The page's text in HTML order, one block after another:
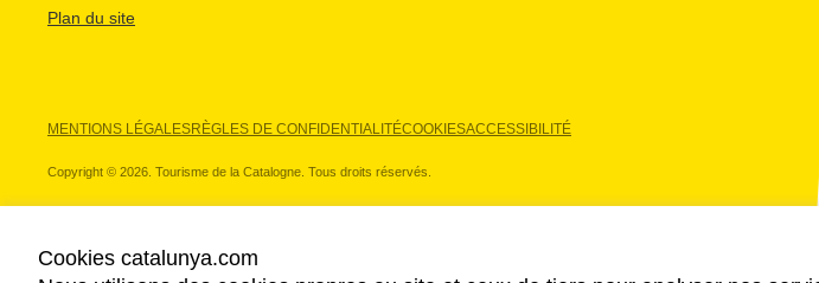
Plan du site
MENTIONS LÉGALESRÈGLES DE CONFIDENTIALITÉCOOKIESACCESSIBILITÉ
Copyright © 2026. Tourisme de la Catalogne. Tous droits réservés.
Cookies catalunya.com